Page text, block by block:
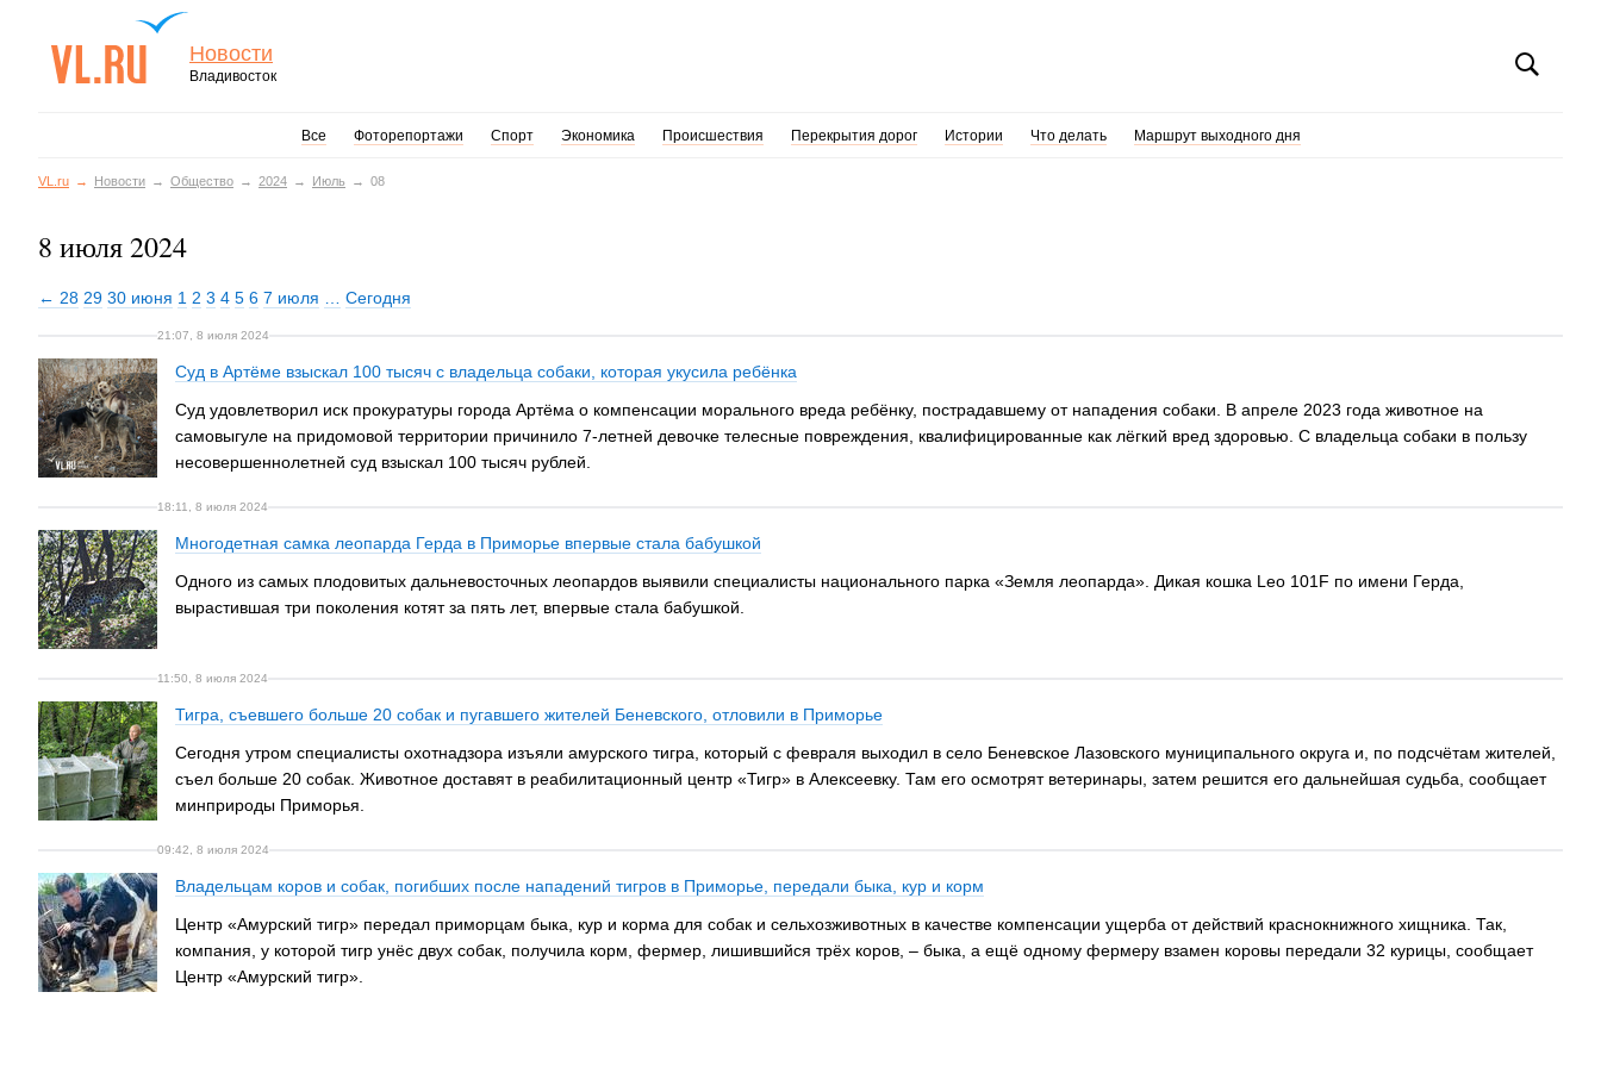
Новости
Владивосток
Все Фоторепортажи Спорт Экономика Происшествия Перекрытия дорог Истории Что делать Маршрут выходного дня
VL.ru Новости Общество 2024 Июль 08
8 июля 2024
← 28 29 30 июня 1 2 3 4 5 6 7 июля Сегодня
21:07, 8 июля 2024
Суд в Артёме взыскал 100 тысяч с владельца собаки, которая укусила ребёнка
Суд удовлетворил иск прокуратуры города Артёма о компенсации морального вреда ребёнку, пострадавшему от нападения собаки. В апреле 2023 года животное на
самовыгуле на придомовой территории причинило 7-летней девочке телесные повреждения, квалифицированные как лёгкий вред здоровью. С владельца собаки в пользу
несовершеннолетней суд взыскал 100 тысяч рублей.
18:11, 8 июля 2024
Многодетная самка леопарда Герда в Приморье впервые стала бабушкой
Одного из самых плодовитых дальневосточных леопардов выявили специалисты национального парка «Земля леопарда». Дикая кошка Leo 101F по имени Герда,
вырастившая три поколения котят за пять лет, впервые стала бабушкой.
11:50, 8 июля 2024
Тигра, съевшего больше 20 собак и пугавшего жителей Беневского, отловили в Приморье
Сегодня утром специалисты охотнадзора изъяли амурского тигра, который с февраля выходил в село Беневское Лазовского муниципального округа и, по подсчётам жителей,
съел больше 20 собак. Животное доставят в реабилитационный центр «Тигр» в Алексеевку. Там его осмотрят ветеринары, затем решится его дальнейшая судьба, сообщает
минприроды Приморья.
09:42, 8 июля 2024
Владельцам коров и собак, погибших после нападений тигров в Приморье, передали быка, кур и корм
Центр «Амурский тигр» передал приморцам быка, кур и корма для собак и сельхозживотных в качестве компенсации ущерба от действий краснокнижного хищника. Так,
компания, у которой тигр унёс двух собак, получила корм, фермер, лишившийся трёх коров, – быка, а ещё одному фермеру взамен коровы передали 32 курицы, сообщает
Центр «Амурский тигр».